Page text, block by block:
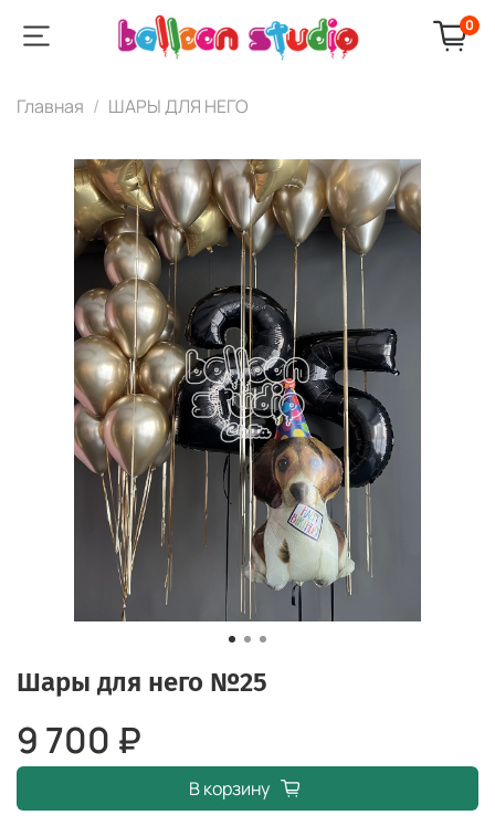
0
Главная ШАРЫ ДЛЯ НЕГО
Шары для него №25
9 700 ₽
В корзину